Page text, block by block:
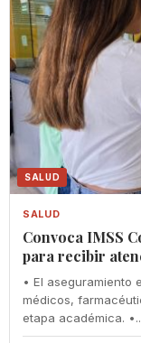
SALUD
SALUD
Convoca IMSS
para recibir
• El aseguramiento
médicos,
etapa académica.